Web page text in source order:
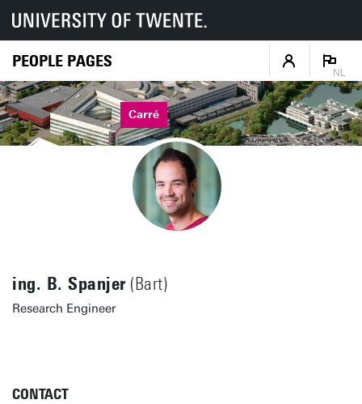
PEOPLE PAGES
NL
Carré
ing. B. Spanjer(Bart)
Research Engineer
CONTACT